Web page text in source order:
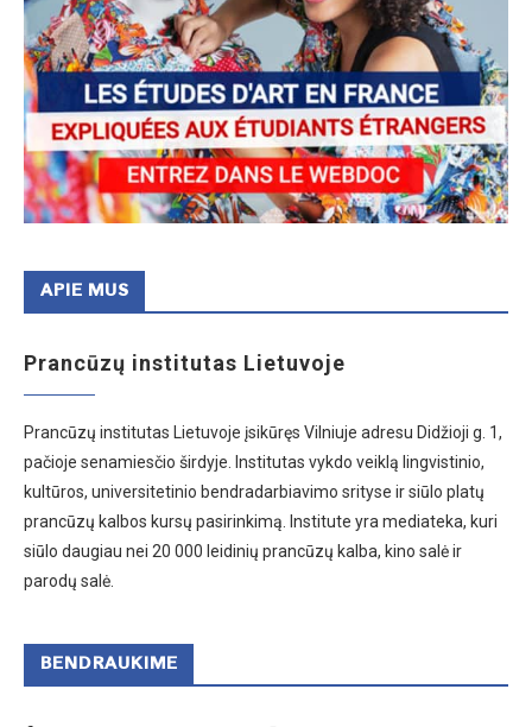
APIE MUS
Prancūzų institutas Lietuvoje
Prancūzų institutas Lietuvoje įsikūręs Vilniuje adresu Didžioji g. 1,
pačioje senamiesčio širdyje. Institutas vykdo veiklą lingvistinio,
kultūros, universitetinio bendradarbiavimo srityse ir siūlo platų
prancūzų kalbos kursų pasirinkimą. Institute yra mediateka, kuri
siūlo daugiau nei 20 000 leidinių prancūzų kalba, kino salė ir
parodų salė.
BENDRAUKIME